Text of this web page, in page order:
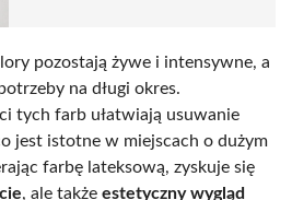
pozostają żywe i intensywne, a
na długi okres.
tych farb ułatwiają usuwanie
jest istotne w miejscach o dużym
farbę lateksową, zyskuje się
, ale także estetyczny wygląd